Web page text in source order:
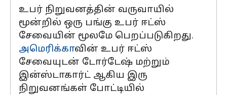
உபர் நிறுவனத்தின் வருவாயில்
மூன்றில் ஒரு பங்கு உபர் ஈட்ஸ்
சேவையின் மூலமே பெறப்படுகிறது.
அமெரிக்காவின் உபர் ஈட்ஸ்
சேவையுடன் டோர்டேஷ் மற்றும்
இன்ஸ்டாகார்ட் ஆகிய இரு
நிறுவனங்கள் போட்டியில்